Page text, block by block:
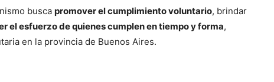
busca promover el cumplimiento voluntario, brindar
el esfuerzo de quienes cumplen en tiempo y forma,
en la provincia de Buenos Aires.